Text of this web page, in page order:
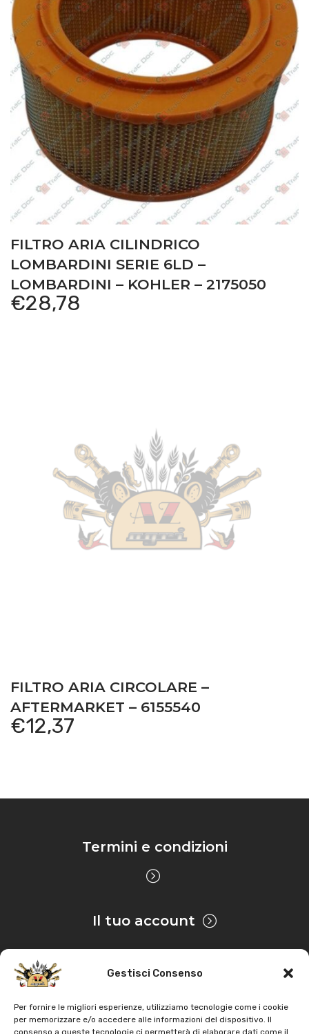
Gestisci Consenso
Per fornire le migliori esperienze, utilizziamo tecnologie come i cookie
per memorizzare e/o accedere alle informazioni del dispositivo. Il
consenso a queste tecnologie ci permetterà di elaborare dati come il
FILTRO ARIA CILINDRICO
LOMBARDINI SERIE 6LD –
LOMBARDINI – KOHLER – 2175050
€28,78
FILTRO ARIA CIRCOLARE –
AFTERMARKET – 6155540
€12,37
Termini e condizioni
Il tuo account
Privacy & Cookie